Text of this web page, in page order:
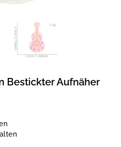
Bestickter Aufnäher